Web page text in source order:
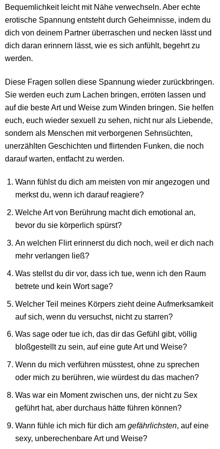
Bequemlichkeit leicht mit Nähe verwechseln. Aber echte
erotische Spannung entsteht durch Geheimnisse, indem du
dich von deinem Partner überraschen und necken lässt und
dich daran erinnern lässt, wie es sich anfühlt, begehrt zu
werden.
Diese Fragen sollen diese Spannung wieder zurückbringen.
Sie werden euch zum Lachen bringen, erröten lassen und
auf die beste Art und Weise zum Winden bringen. Sie helfen
euch, euch wieder sexuell zu sehen, nicht nur als Liebende,
sondern als Menschen mit verborgenen Sehnsüchten,
unerzählten Geschichten und flirtenden Funken, die noch
darauf warten, entfacht zu werden.
Wann fühlst du dich am meisten von mir angezogen und
merkst du, wenn ich darauf reagiere?
Welche Art von Berührung macht dich emotional an,
bevor du sie körperlich spürst?
An welchen Flirt erinnerst du dich noch, weil er dich nach
mehr verlangen ließ?
Was stellst du dir vor, dass ich tue, wenn ich den Raum
betrete und kein Wort sage?
Welcher Teil meines Körpers zieht deine Aufmerksamkeit
auf sich, wenn du versuchst, nicht zu starren?
Was sage oder tue ich, das dir das Gefühl gibt, völlig
bloßgestellt zu sein, auf eine gute Art und Weise?
Wenn du mich verführen müsstest, ohne zu sprechen
oder mich zu berühren, wie würdest du das machen?
Was war ein Moment zwischen uns, der nicht zu Sex
geführt hat, aber durchaus hätte führen können?
Wann fühle ich mich für dich amgefährlichsten, auf eine
sexy, unberechenbare Art und Weise?